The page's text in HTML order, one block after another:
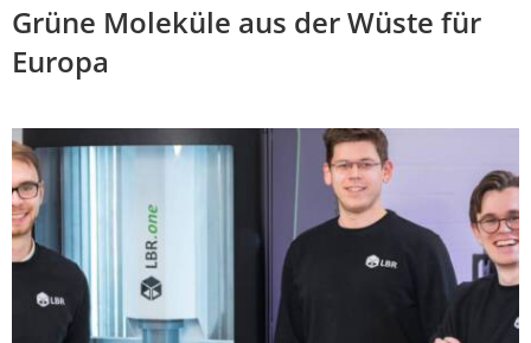
Grüne Moleküle aus der Wüste für
Europa